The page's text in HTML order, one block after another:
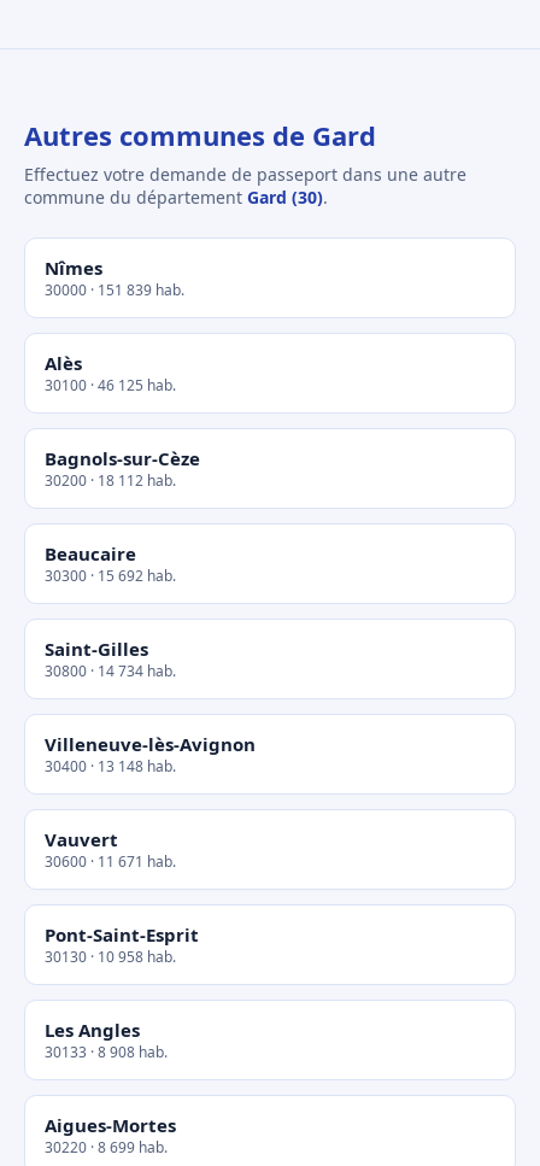
Autres communes de Gard
Effectuez votre demande de passeport dans une autre
commune du département Gard (30).
Nîmes
30000 · 151 839 hab.
Alès
30100 · 46 125 hab.
Bagnols-sur-Cèze
30200 · 18 112 hab.
Beaucaire
30300 · 15 692 hab.
Saint-Gilles
30800 · 14 734 hab.
Villeneuve-lès-Avignon
30400 · 13 148 hab.
Vauvert
30600 · 11 671 hab.
Pont-Saint-Esprit
30130 · 10 958 hab.
Les Angles
30133 · 8 908 hab.
Aigues-Mortes
30220 · 8 699 hab.